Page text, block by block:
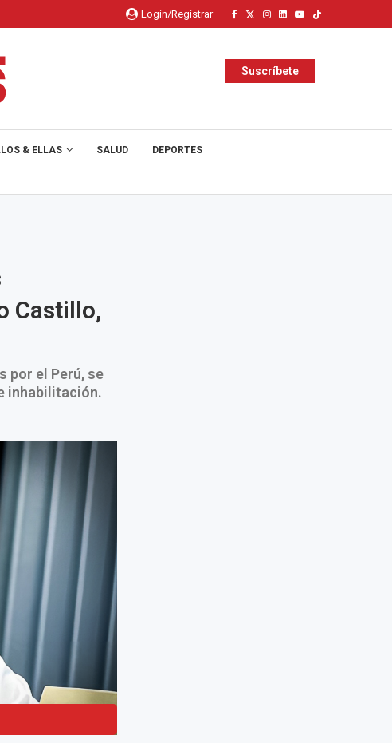
Login/Registrar
Suscríbete
& ELLAS SALUD DEPORTES
Castillo,
por el Perú, se
inhabilitación.